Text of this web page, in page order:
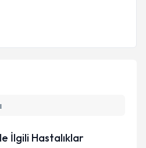
İlgili Hastalıklar